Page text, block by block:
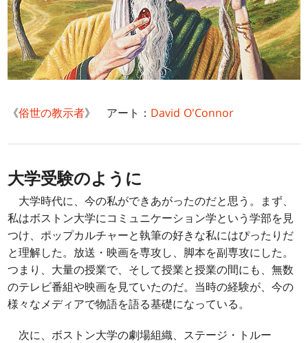
《俗世の教示者》 アート： David O'Connor
大学受験のように
大学時代に、今の私ができあがったのだと思う。まず、
私はボストン大学にコミュニケーション学という学部を見
つけ、ポップカルチャーと執筆の好きな私にはぴったりだ
と理解した。放送・映画を専攻し、脚本を副専攻にした。
つまり、大量の授業で、そして授業と授業の間にも、無数
のテレビ番組や映画を見ていたのだ。当時の経験が、今の
様々なメディアで物語を語る基礎になっている。
次に、ボストン大学の劇場組織、ステージ・トルー